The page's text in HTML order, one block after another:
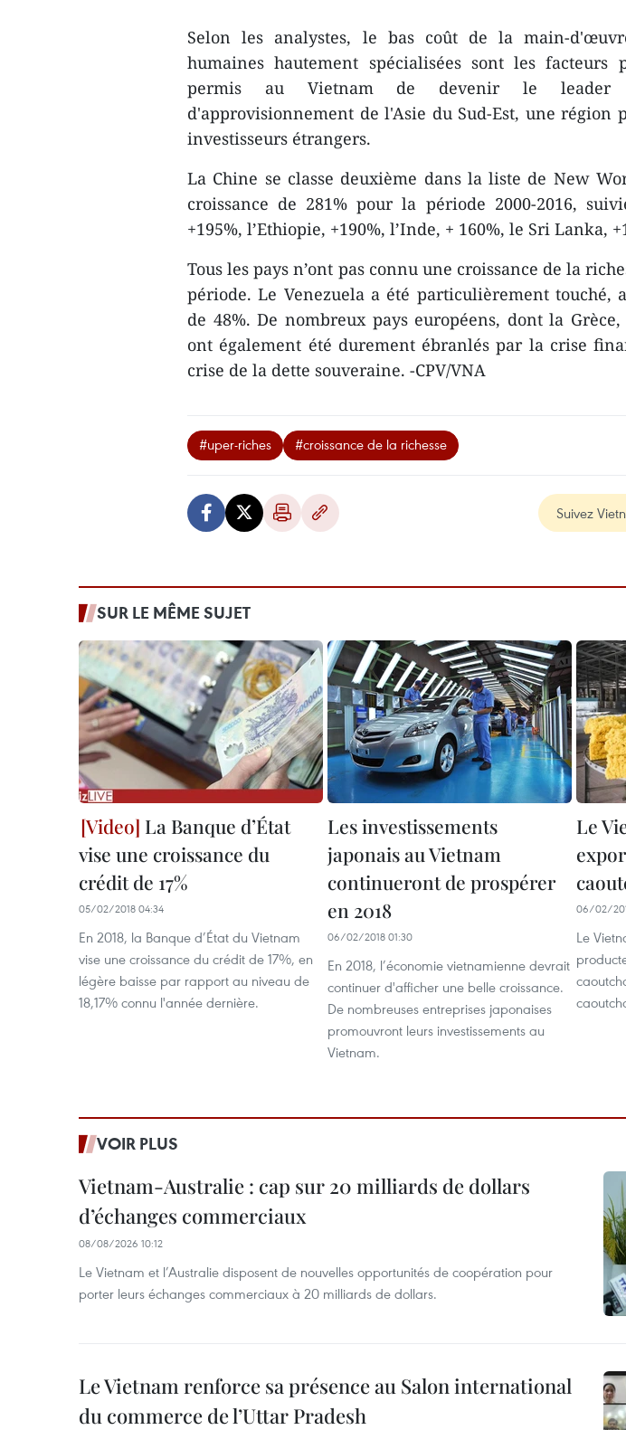
Selon les analystes, le bas coût de la main-
humaines hautement spécialisées sont les
permis au Vietnam de devenir le leader
d'approvisionnement de l'Asie du Sud-Est, une région
investisseurs étrangers.
La Chine se classe deuxième dans la liste de New
croissance de 281% pour la période 2000-2016,
+195%, l’Ethiopie, +190%, l’Inde, + 160%, le Sri Lanka,
Tous les pays n’ont pas connu une croissance de la
période. Le Venezuela a été particulièrement touché,
de 48%. De nombreux pays européens, dont la
ont également été durement ébranlés par la crise
crise de la dette souveraine. -CPV/VNA
#uper-riches #croissance de la richesse
Suivez
SUR LE MÊME SUJET
La Banque d’État
vise une croissance du
crédit de 17%
05/02/2018 04:34
En 2018, la Banque d’État du Vietnam
vise une croissance du crédit de 17%, en
légère baisse par rapport au niveau de
18,17% connu l'année dernière.
Les investissements
japonais au Vietnam
continueront de prospérer
en 2018
06/02/2018 01:30
En 2018, l’économie vietnamienne devrait
continuer d'afficher une belle croissance.
De nombreuses entreprises japonaises
promouvront leurs investissements au
Vietnam.
Le
06/02/
Le
VOIR PLUS
Vietnam-Australie : cap sur 20 milliards de dollars
d’échanges commerciaux
08/08/2026 10:12
Le Vietnam et l’Australie disposent de nouvelles opportunités de coopération pour
porter leurs échanges commerciaux à 20 milliards de dollars.
Le Vietnam renforce sa présence au Salon international
du commerce de l’Uttar Pradesh